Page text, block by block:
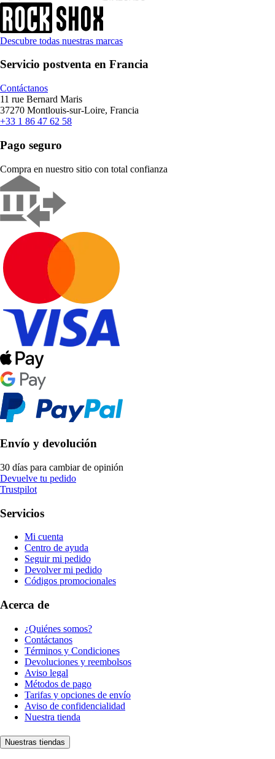
Descubre todas nuestras marcas
Servicio postventa en Francia
Contáctanos
11 rue Bernard Maris
37270 Montlouis-sur-Loire, Francia
+33 1 86 47 62 58
Pago seguro
Compra en nuestro sitio con total confianza
Envío y devolución
30 días para cambiar de opinión
Devuelve tu pedido
Trustpilot
Servicios
Mi cuenta
Centro de ayuda
Seguir mi pedido
Devolver mi pedido
Códigos promocionales
Acerca de
¿Quiénes somos?
Contáctanos
Términos y Condiciones
Devoluciones y reembolsos
Aviso legal
Métodos de pago
Tarifas y opciones de envío
Aviso de confidencialidad
Nuestra tienda
Nuestras tiendas